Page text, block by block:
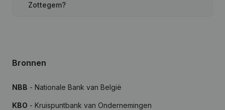
Zottegem?
Bronnen
NBB - Nationale Bank van België
KBO - Kruispuntbank van Ondernemingen